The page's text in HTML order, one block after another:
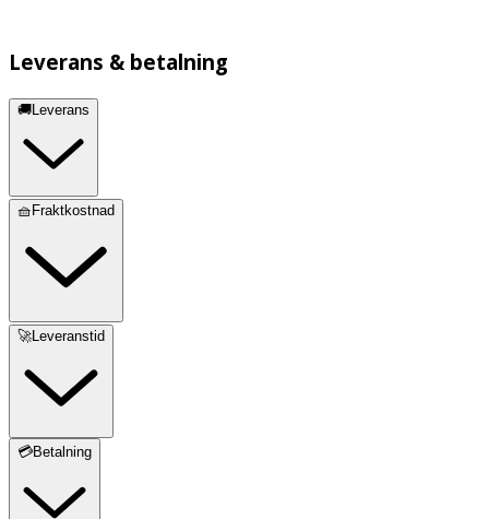
Leverans & betalning
🚚Leverans
🧺Fraktkostnad
🚀Leveranstid
💳Betalning